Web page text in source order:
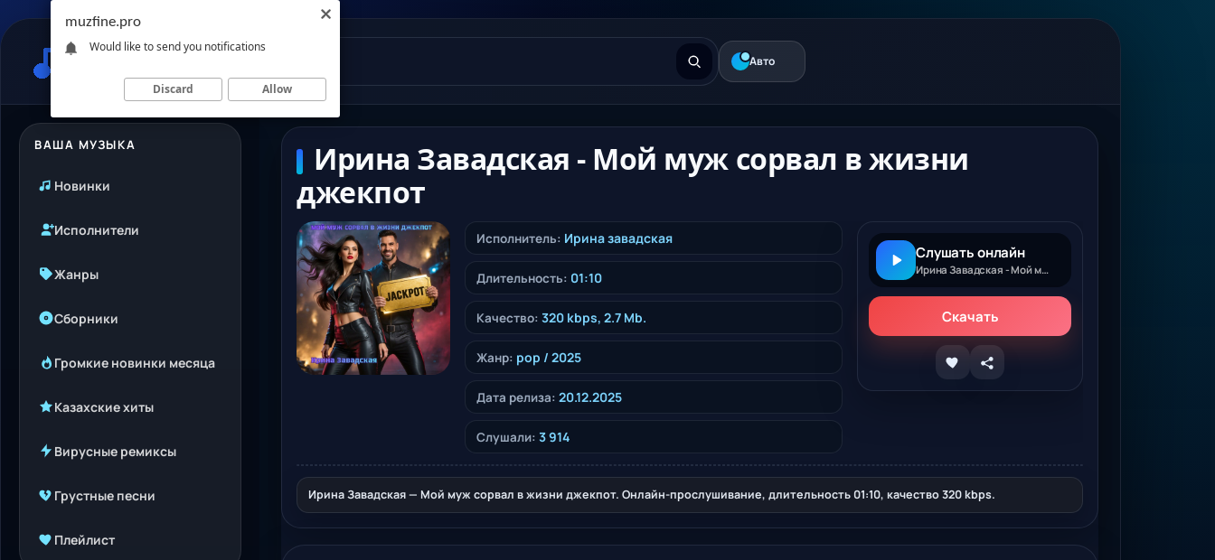
Авто
ВАША МУЗЫКА
Новинки
Исполнители
Жанры
Сборники
Громкие новинки месяца
Казахские хиты
Вирусные ремиксы
Грустные песни
Плейлист
Ирина Завадская - Мой муж сорвал в жизни
джекпот
Исполнитель: Ирина завадская
Длительность: 01:10
Качество: 320 kbps, 2.7 Mb.
Жанр: pop / 2025
Дата релиза: 20.12.2025
Слушали: 3 914
Слушать онлайн
Ирина Завадская - Мой муж сорвал в жизни джекпот
Скачать
Ирина Завадская — Мой муж сорвал в жизни джекпот. Онлайн-прослушивание, длительность 01:10, качество 320 kbps.
muzfine.pro
Would like to send you notifications
Discard Allow